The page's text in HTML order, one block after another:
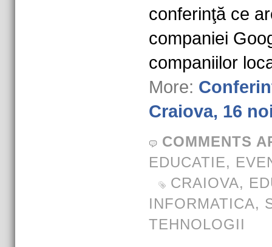
conferinţă ce
companiei
companiilor
More:
Craiova, 16
COMMENTS
EDUCATIE,
CRAIOVA,
INFORMATICA,
TEHNOLOGII